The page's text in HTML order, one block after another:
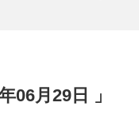
06月29日 」